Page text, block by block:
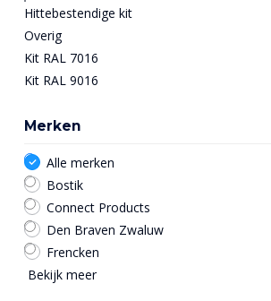
Hittebestendige kit
Overig
Kit RAL 7016
Kit RAL 9016
Merken
Alle merken
Bostik
Connect Products
Den Braven Zwaluw
Frencken
Bekijk meer